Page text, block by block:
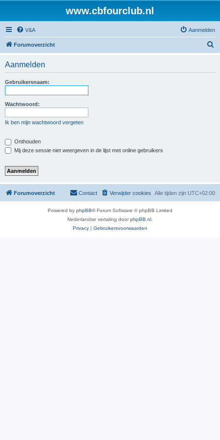
www.cbfourclub.nl
V&A Aanmelden
Forumoverzicht
Aanmelden
Gebruikersnaam:
Wachtwoord:
Ik ben mijn wachtwoord vergeten
Onthouden
Mij deze sessie niet weergeven in de lijst met online gebruikers
Forumoverzicht Alle tijden zijn UTC+02:00
Verwijder cookies
Contact
Powered by phpBB® Forum Software © phpBB Limited
Nederlandse vertaling doorphpBB.nl.
Privacy | Gebruikersvoorwaarden